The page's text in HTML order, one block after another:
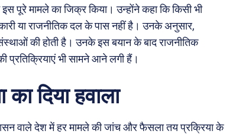
पूरे मामले का जिक्र किया। उन्होंने कहा कि किसी भी
या राजनीतिक दल के पास नहीं है। उनके अनुसार,
की होती है। उनके इस बयान के बाद राजनीतिक
प्रतिक्रियाएं भी सामने आने लगी हैं।
दिया हवाला
वाले देश में हर मामले की जांच और फैसला तय प्रक्रिया के